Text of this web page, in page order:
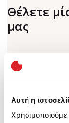
Αυτή η
Θέλετε
μας